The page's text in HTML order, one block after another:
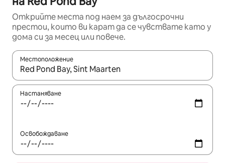
Открийте места под наем за дългосрочни
престои, които ви карат да се чувствате като у
дома си за месец или повече.
Местоположение
Когато резултатите се покажат, използвайте
Настаняване
Освобождаване